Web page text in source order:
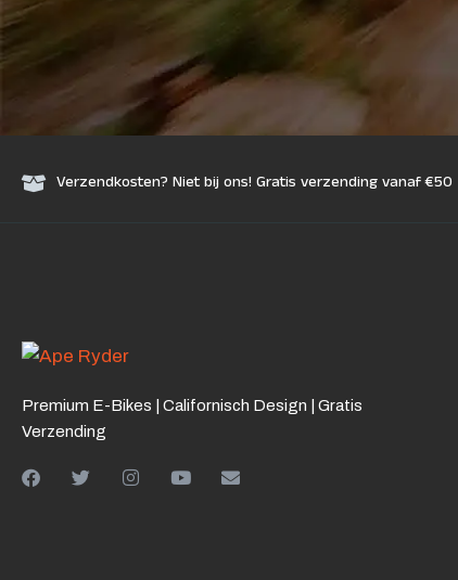
Verzendkosten? Niet bij ons! Gratis verzending vanaf €50
Premium E-Bikes | Californisch Design | Gratis
Verzending